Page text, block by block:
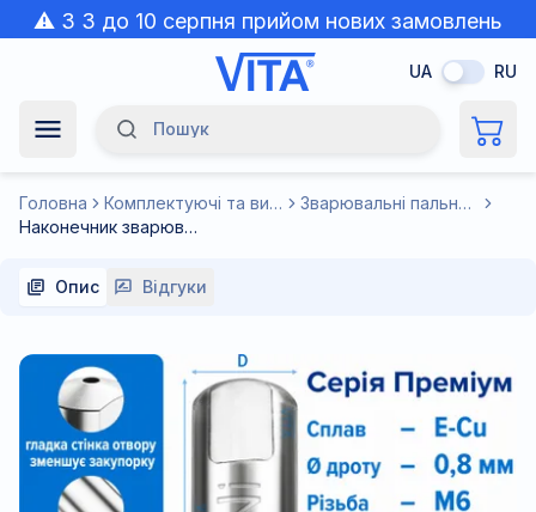
⚠️ З 3 до 10 серпня прийом нових замовлень
призупинено через спеку.
UA RU
Пошук
Головна Комплектуючі та витратні матеріали до зварювального обладнання
Зварювальні пальники для напівавтоматів MIG/MAG
Наконечник зварювальний 0,8 мм E-Cu-Nickel М6 D6мм/L25мм мідь Т2 (М1) для пальника MIG/MAG зварювального напівавтомата VITA
Опис Відгуки